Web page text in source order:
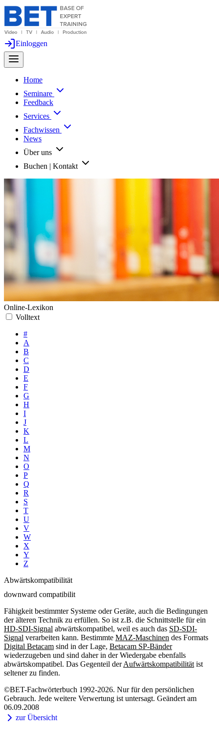
Einloggen
Home
Seminare
Feedback
Services
Fachwissen
News
Über uns
Buchen | Kontakt
Online-Lexikon
Volltext
#
A
B
C
D
E
F
G
H
I
J
K
L
M
N
O
P
Q
R
S
T
U
V
W
X
Y
Z
Abwärtskompatibilität
downward compatibilit
Fähigkeit bestimmter Systeme oder Geräte, auch die Bedingungen
der älteren Technik zu erfüllen. So ist z.B. die Schnittstelle für ein
HD-SDI-Signal abwärtskompatibel, weil es auch das SD-SDI-
Signal verarbeiten kann. Bestimmte MAZ-Maschinen des Formats
Digital Betacam sind in der Lage, Betacam SP-Bänder
wiederzugeben und sind daher in der Wiedergabe ebenfalls
abwärtskompatibel. Das Gegenteil derAufwärtskompatibilität ist
seltener zu finden.
©BET-Fachwörterbuch 1992-2026. Nur für den persönlichen
Gebrauch. Jede weitere Verwertung ist untersagt. Geändert am
06.09.2008
zur Übersicht